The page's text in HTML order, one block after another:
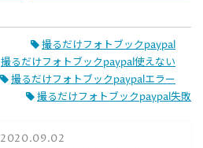
撮るだけフォトブックpaypal
撮るだけフォトブックpaypal使えない
撮るだけフォトブックpaypalエラー
撮るだけフォトブックpaypal失敗
2020.09.02